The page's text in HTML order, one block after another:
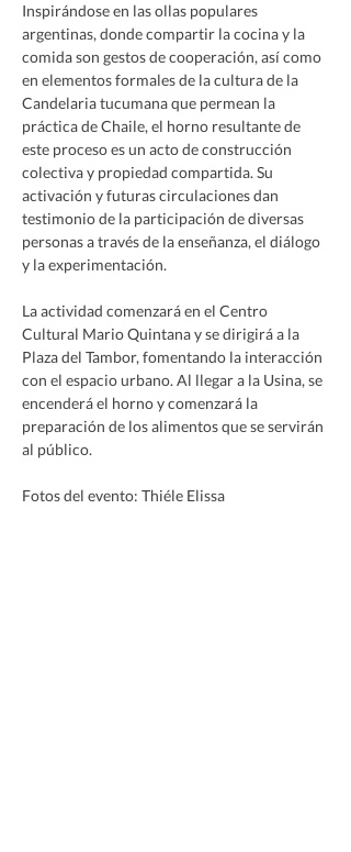
Inspirándose en las ollas populares
argentinas, donde compartir la cocina y la
comida son gestos de cooperación, así como
en elementos formales de la cultura de la
Candelaria tucumana que permean la
práctica de Chaile, el horno resultante de
este proceso es un acto de construcción
colectiva y propiedad compartida. Su
activación y futuras circulaciones dan
testimonio de la participación de diversas
personas a través de la enseñanza, el diálogo
y la experimentación.
La actividad comenzará en el Centro
Cultural Mario Quintana y se dirigirá a la
Plaza del Tambor, fomentando la interacción
con el espacio urbano. Al llegar a la Usina, se
encenderá el horno y comenzará la
preparación de los alimentos que se servirán
al público.
Fotos del evento: Thiéle Elissa